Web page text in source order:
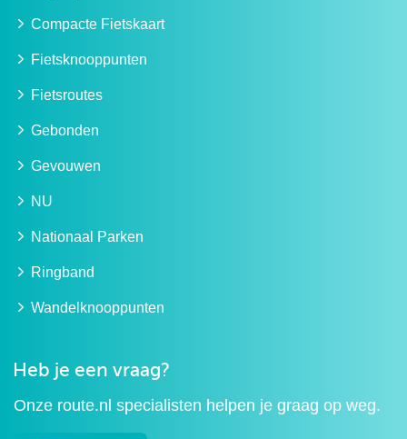
Compacte Fietskaart
Fietsknooppunten
Fietsroutes
Gebonden
Gevouwen
NU
Nationaal Parken
Ringband
Wandelknooppunten
Heb je een vraag?
Onze route.nl specialisten helpen je graag op weg.